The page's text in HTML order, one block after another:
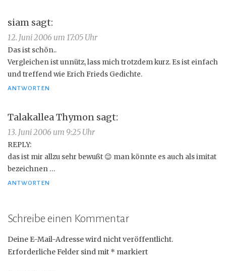
siam sagt:
12. Juni 2006 um 17:05 Uhr
Das ist schön..
Vergleichen ist unnütz, lass mich trotzdem kurz. Es ist einfach
und treffend wie Erich Frieds Gedichte.
ANTWORTEN
Talakallea Thymon sagt:
13. Juni 2006 um 9:25 Uhr
REPLY:
das ist mir allzu sehr bewußt 😉 man könnte es auch als imitat
bezeichnen …
ANTWORTEN
Schreibe einen Kommentar
Deine E-Mail-Adresse wird nicht veröffentlicht.
Erforderliche Felder sind mit * markiert